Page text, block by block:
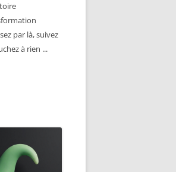
par là, suivez
à rien ...